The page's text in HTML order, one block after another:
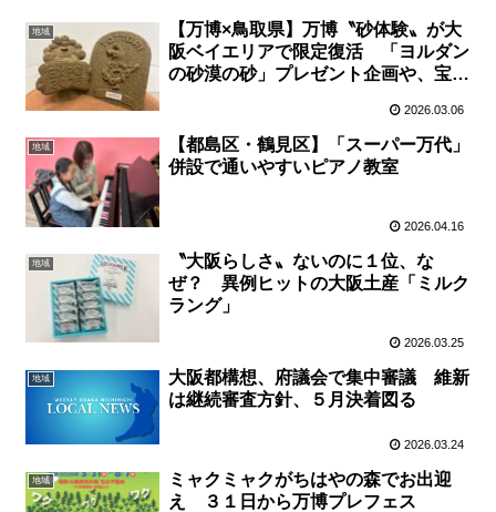
地域
【万博×鳥取県】万博〝砂体験〟が大
阪ベイエリアで限定復活 「ヨルダン
の砂漠の砂」プレゼント企画や、宝探
2026.03.06
地域
【都島区・鶴見区】「スーパー万代」
併設で通いやすいピアノ教室
2026.04.16
地域
〝大阪らしさ〟ないのに１位、な
ぜ？ 異例ヒットの大阪土産「ミルク
ラング」
2026.03.25
地域
大阪都構想、府議会で集中審議 維新
は継続審査方針、５月決着図る
2026.03.24
地域
ミャクミャクがちはやの森でお出迎
え ３１日から万博プレフェス